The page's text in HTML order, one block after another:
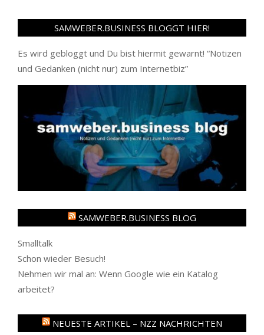
SAMWEBER.BUSINESS BLOGGT HIER!
Es wird gebloggt und Du bist hiermit gewarnt! “Notizen
und Gedanken (nicht nur) zum Internetbiz”
SAMWEBER.BUSINESS BLOG
Smalltalk
Schon wieder Besuch!
Nehmen wir mal an: Wenn Google wie ein Katalog
arbeitet?
NEUESTE ARTIKEL – NZZ NACHRICHTEN